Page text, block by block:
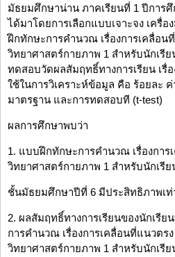
มัธยมศึกษาน่าน ภาคเรียนที่ 1 ปีการ
ได้มาโดยการเลือกแบบเจาะจง เครื่
ฝึกทักษะการคำนวณ เรื่องการเคลื่อน
วิทยาศาสตร์กายภาพ 1 สำหรับนักเ
ทดสอบวัดผลสัมฤทธิ์ทางการเรียน เรื่
ใช้ในการวิเคราะห์ข้อมูล คือ ร้อยละ ค่
มาตรฐาน และการทดสอบที (t-test)
ผลการศึกษาพบว่า
1. แบบฝึกทักษะการคำนวณ เรื่องการ
วิทยาศาสตร์กายภาพ 1 สำหรับนักเรีย
ชั้นมัธยมศึกษาปีที่ 6 มีประสิทธิภาพเท่
2. ผลสัมฤทธิ์ทางการเรียนของนักเรี
การคำนวณ เรื่องการเคลื่อนที่แนวตรง
วิทยาศาสตร์กายภาพ 1 สำหรับนักเรี